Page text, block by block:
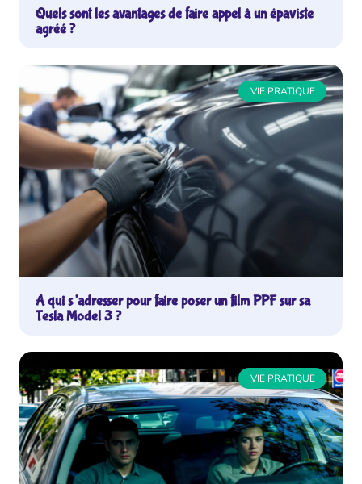
Quels sont les avantages de faire appel à un épaviste
agréé ?
VIE PRATIQUE
A qui s’adresser pour faire poser un film PPF sur sa
Tesla Model 3 ?
VIE PRATIQUE